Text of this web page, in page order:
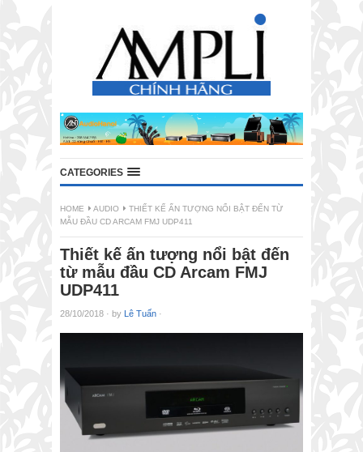
CATEGORIES
HOME AUDIO
THIẾT KẾ ẤN TƯỢNG NỔI BẬT ĐẾN TỪ
MẪU ĐẦU CD ARCAM FMJ UDP411
Thiết kế ấn tượng nổi bật đến
từ mẫu đầu CD Arcam FMJ
UDP411
28/10/2018 · by Lê Tuấn ·